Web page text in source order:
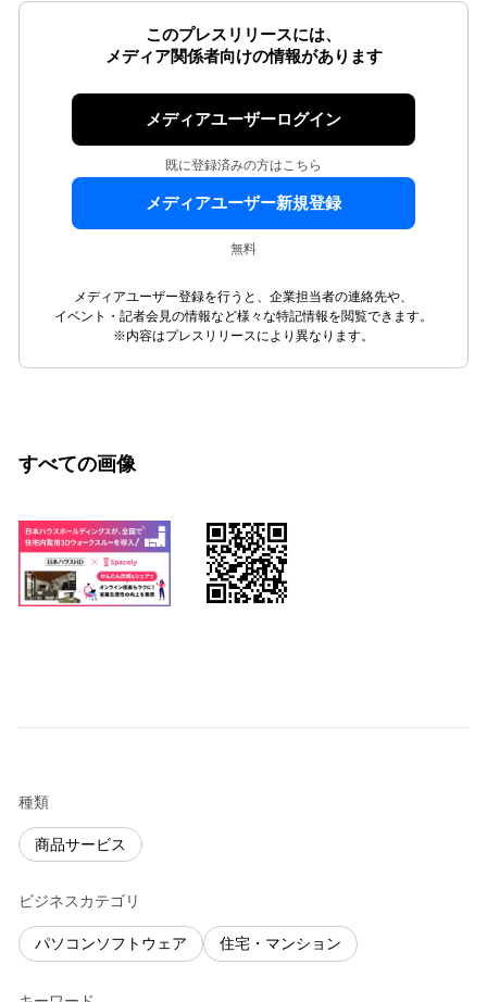
このプレスリリースには、
メディア関係者向けの情報があります
メディアユーザーログイン
既に登録済みの方はこちら
メディアユーザー新規登録
無料
メディアユーザー登録を行うと、企業担当者の連絡先や、
イベント・記者会見の情報など様々な特記情報を閲覧できます。
※内容はプレスリリースにより異なります。
すべての画像
種類
商品サービス
ビジネスカテゴリ
パソコンソフトウェア 住宅・マンション